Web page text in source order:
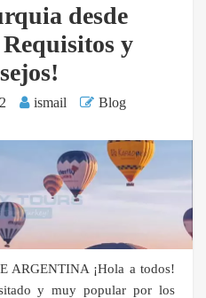
desde
y
ismail Blog
ARGENTINA ¡Hola a todos!
y muy popular por los